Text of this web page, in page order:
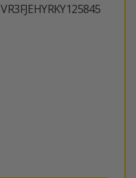
VR3FJEHYRKY125845